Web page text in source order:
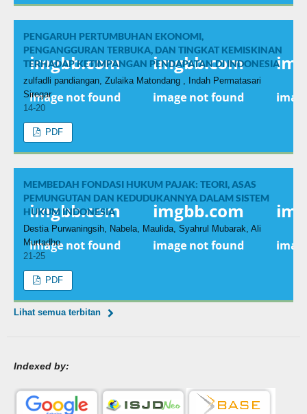
PENGARUH PERTUMBUHAN EKONOMI,
PENGANGGURAN TERBUKA, DAN TINGKAT KEMISKINAN
TERHADAP KETIMPANGAN PENDAPATAN DI INDONESIA
zulfadli pandiangan, Zulaika Matondang , Indah Permatasari
Siregar
14-20
PDF
MEMBEDAH FONDASI HUKUM PAJAK: TEORI, ASAS
PEMUNGUTAN DAN KEDUDUKANNYA DALAM SISTEM
HUKUM INDONESIA
Destia Purwaningsih, Nabela, Maulida, Syahrul Mubarak, Ali
Murtadho
21-25
PDF
Lihat semua terbitan
Indexed by: